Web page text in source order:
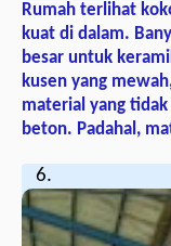
Rumah terlihat
kuat di dalam.
besar untuk
kusen yang
material yang
beton. Padahal,